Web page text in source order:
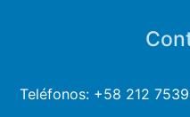
Teléfonos: +58 212